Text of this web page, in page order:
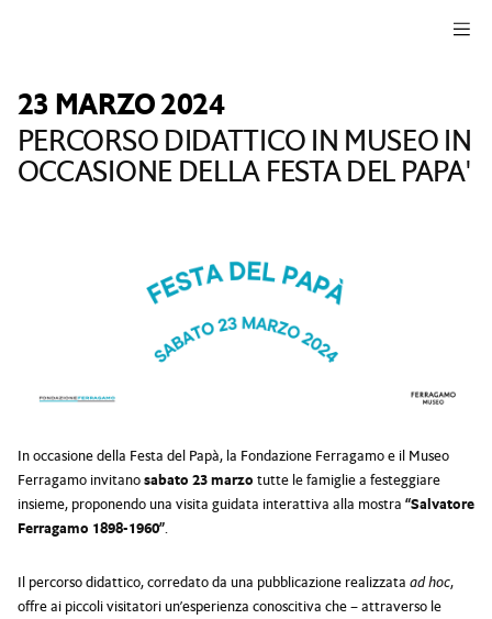
23 MARZO 2024
PERCORSO DIDATTICO IN MUSEO IN
OCCASIONE DELLA FESTA DEL PAPA'
In occasione della Festa del Papà, la Fondazione Ferragamo e il Museo
Ferragamo invitanosabato 23 marzo tutte le famiglie a festeggiare
insieme, proponendo una visita guidata interattiva alla mostra “Salvatore
Ferragamo 1898-1960”.
Il percorso didattico, corredato da una pubblicazione realizzata ad hoc,
offre ai piccoli visitatori un’esperienza conoscitiva che – attraverso le